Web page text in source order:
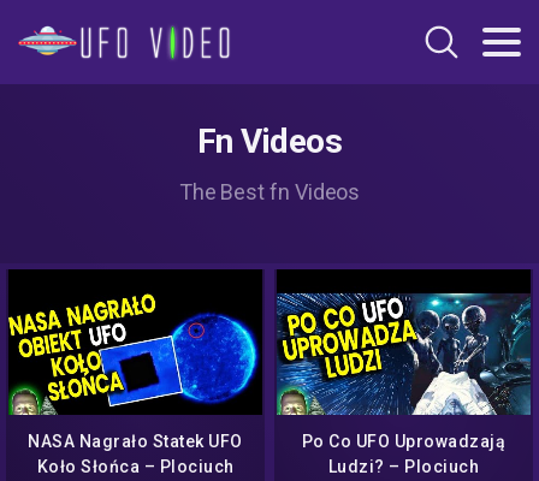
Fn Videos
The Best fn Videos
NASA Nagrało Statek UFO
Koło Słońca – Plociuch
Po Co UFO Uprowadzają
Ludzi? – Plociuch